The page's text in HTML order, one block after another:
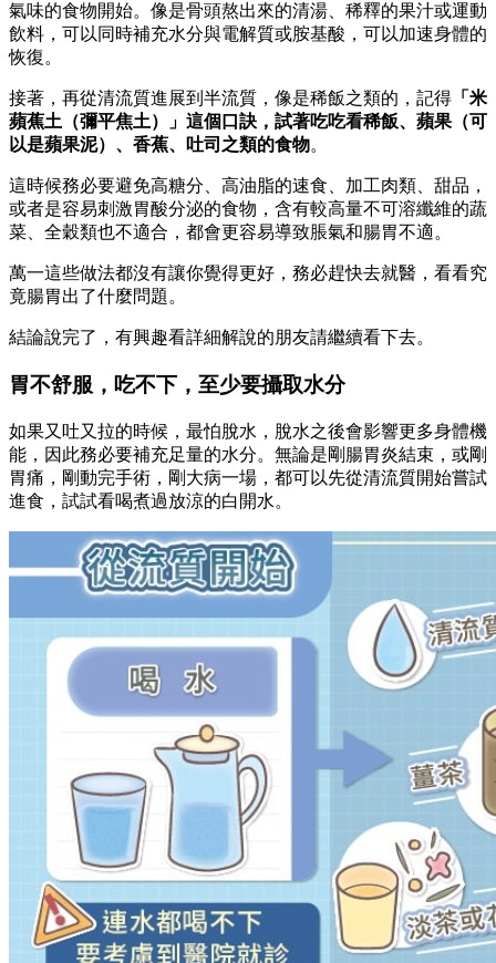
氣味的食物開始。像是骨頭熬出來的清湯、稀釋的果汁或運動
飲料，可以同時補充水分與電解質或胺基酸，可以加速身體的
恢復。
接著，再從清流質進展到半流質，像是稀飯之類的，記得 「米
蘋蕉土（彌平焦土）」這個口訣，試著吃吃看稀飯、蘋果（可
以是蘋果泥）、香蕉、吐司之類的食物。
這時候務必要避免高糖分、高油脂的速食、加工肉類、甜品，
或者是容易刺激胃酸分泌的食物，含有較高量不可溶纖維的蔬
菜、全穀類也不適合，都會更容易導致脹氣和腸胃不適。
萬一這些做法都沒有讓你覺得更好，務必趕快去就醫，看看究
竟腸胃出了什麼問題。
結論說完了，有興趣看詳細解說的朋友請繼續看下去。
胃不舒服，吃不下，至少要攝取水分
如果又吐又拉的時候，最怕脫水，脫水之後會影響更多身體機
能，因此務必要補充足量的水分。無論是剛腸胃炎結束，或剛
胃痛，剛動完手術，剛大病一場，都可以先從清流質開始嘗試
進食，試試看喝煮過放涼的白開水。